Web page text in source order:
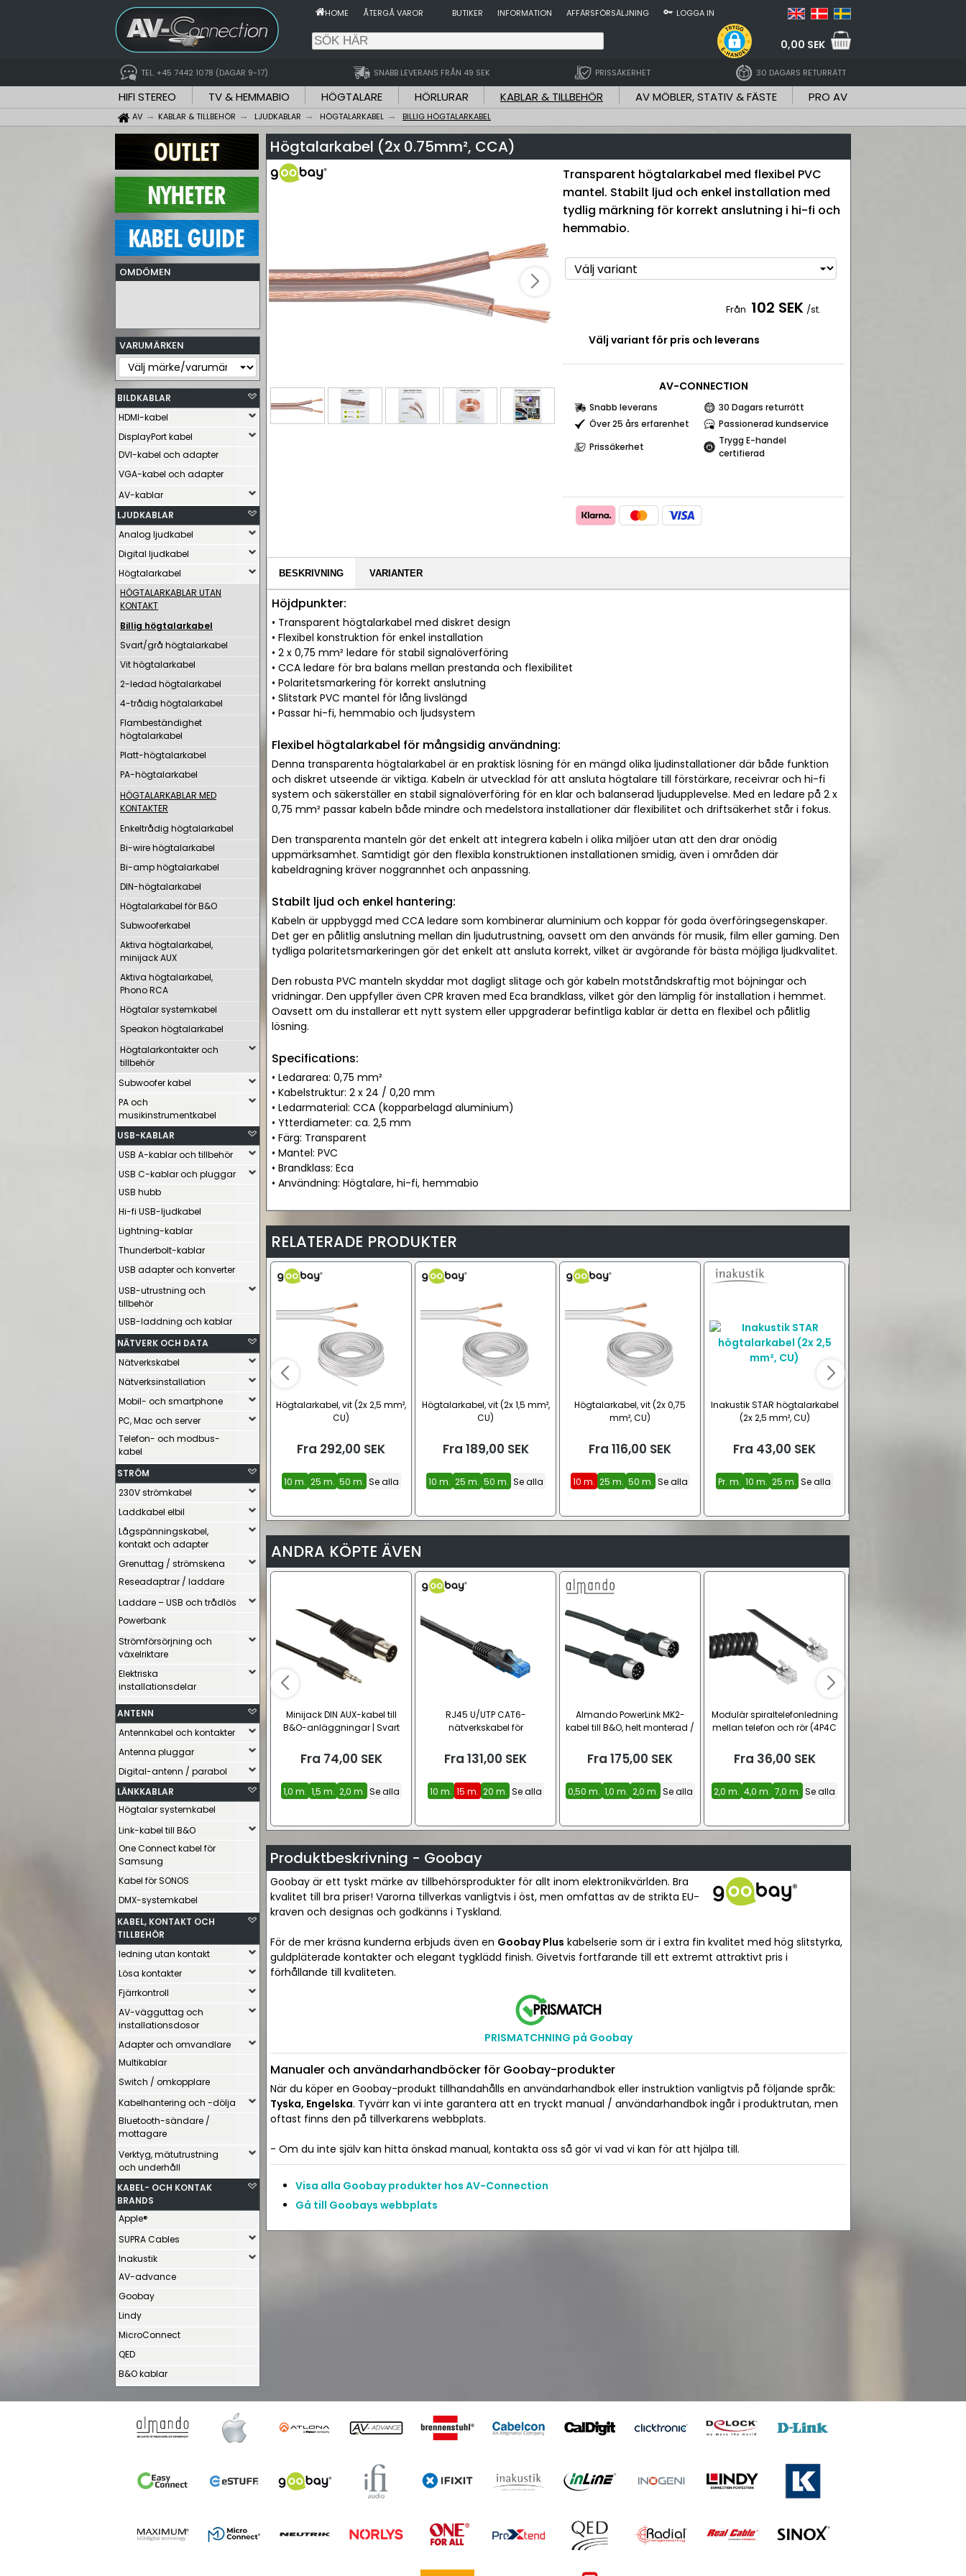
HOME ÅTERGÅ VAROR BUTIKER INFORMATION AFFÄRSFÖRSÄLJNING LOGGA IN
0,00 SEK
TEL. +45 7442 1078 (DAGAR 9-17) SNABB LEVERANS FRÅN 49 SEK PRISSÄKERHET 30 DAGARS RETURRÄTT
HIFI STEREO TV & HEMMABIO HÖGTALARE HÖRLURAR KABLAR & TILLBEHÖR AV MÖBLER, STATIV & FÄSTE PRO AV
AV KABLAR & TILLBEHÖR LJUDKABLAR HÖGTALARKABEL BILLIG HÖGTALARKABEL
OMDÖMEN
VARUMÄRKEN
BILDKABLAR
HDMI-kabel
DisplayPort kabel
DVI-kabel och adapter
VGA-kabel och adapter
AV-kablar
LJUDKABLAR
Analog ljudkabel
Digital ljudkabel
Högtalarkabel
HÖGTALARKABLAR UTAN
KONTAKT
Billig högtalarkabel
Svart/grå högtalarkabel
Vit högtalarkabel
2-ledad högtalarkabel
4-trådig högtalarkabel
Flambeständighet
högtalarkabel
Platt-högtalarkabel
PA-högtalarkabel
HÖGTALARKABLAR MED
KONTAKTER
Enkeltrådig högtalarkabel
Bi-wire högtalarkabel
Bi-amp högtalarkabel
DIN-högtalarkabel
Högtalarkabel för B&O
Subwooferkabel
Aktiva högtalarkabel,
minijack AUX
Aktiva högtalarkabel,
Phono RCA
Högtalar systemkabel
Speakon högtalarkabel
Högtalarkontakter och
tillbehör
Subwoofer kabel
PA och
musikinstrumentkabel
USB-KABLAR
USB A-kablar och tillbehör
USB C-kablar och pluggar
USB hubb
Hi-fi USB-ljudkabel
Lightning-kablar
Thunderbolt-kablar
USB adapter och konverter
USB-utrustning och
tillbehör
USB-laddning och kablar
NÄTVERK OCH DATA
Nätverkskabel
Nätverksinstallation
Mobil- och smartphone
PC, Mac och server
Telefon- och modbus-
kabel
STRÖM
230V strömkabel
Laddkabel elbil
Lågspänningskabel,
kontakt och adapter
Grenuttag / strömskena
Reseadaptrar / laddare
Laddare – USB och trådlös
Powerbank
Strömförsörjning och
växelriktare
Elektriska
installationsdelar
ANTENN
Antennkabel och kontakter
Antenna pluggar
Digital-antenn / parabol
LÄNKKABLAR
Högtalar systemkabel
Link-kabel till B&O
One Connect kabel för
Samsung
Kabel för SONOS
DMX-systemkabel
KABEL, KONTAKT OCH
TILLBEHÖR
ledning utan kontakt
Lösa kontakter
Fjärrkontroll
AV-vägguttag och
installationsdosor
Adapter och omvandlare
Multikablar
Switch / omkopplare
Kabelhantering och -dölja
Bluetooth-sändare /
mottagare
Verktyg, mätutrustning
och underhåll
KABEL- OCH KONTAK
BRANDS
Apple®
SUPRA Cables
Inakustik
AV-advance
Goobay
Lindy
MicroConnect
QED
B&O kablar
Högtalarkabel (2x 0.75mm², CCA)
Transparent högtalarkabel med flexibel PVC
mantel. Stabilt ljud och enkel installation med
tydlig märkning för korrekt anslutning i hi-fi och
hemmabio.
Från 102 SEK /st.
Välj variant för pris och leverans
AV-CONNECTION
Snabb leverans
30 Dagars returrätt
Över 25 års erfarenhet
Passionerad kundservice
Prissäkerhet
Trygg E-handel
certifierad
BESKRIVNING VARIANTER
Höjdpunkter:
• Transparent högtalarkabel med diskret design
• Flexibel konstruktion för enkel installation
• 2 x 0,75 mm² ledare för stabil signalöverföring
• CCA ledare för bra balans mellan prestanda och flexibilitet
• Polaritetsmarkering för korrekt anslutning
• Slitstark PVC mantel för lång livslängd
• Passar hi-fi, hemmabio och ljudsystem
Flexibel högtalarkabel för mångsidig användning:
Denna transparenta högtalarkabel är en praktisk lösning för en mängd olika ljudinstallationer där både funktion
och diskret utseende är viktiga. Kabeln är utvecklad för att ansluta högtalare till förstärkare, receivrar och hi-fi
system och säkerställer en stabil signalöverföring för en klar och balanserad ljudupplevelse. Med en ledare på 2 x
0,75 mm² passar kabeln både mindre och medelstora installationer där flexibilitet och driftsäkerhet står i fokus.
Den transparenta manteln gör det enkelt att integrera kabeln i olika miljöer utan att den drar onödig
uppmärksamhet. Samtidigt gör den flexibla konstruktionen installationen smidig, även i områden där
kabeldragning kräver noggrannhet och anpassning.
Stabilt ljud och enkel hantering:
Kabeln är uppbyggd med CCA ledare som kombinerar aluminium och koppar för goda överföringsegenskaper.
Det ger en pålitlig anslutning mellan din ljudutrustning, oavsett om den används för musik, film eller gaming. Den
tydliga polaritetsmarkeringen gör det enkelt att ansluta korrekt, vilket är avgörande för bästa möjliga ljudkvalitet.
Den robusta PVC manteln skyddar mot dagligt slitage och gör kabeln motståndskraftig mot böjningar och
vridningar. Den uppfyller även CPR kraven med Eca brandklass, vilket gör den lämplig för installation i hemmet.
Oavsett om du installerar ett nytt system eller uppgraderar befintliga kablar är detta en flexibel och pålitlig
lösning.
Specifications:
• Ledararea: 0,75 mm²
• Kabelstruktur: 2 x 24 / 0,20 mm
• Ledarmaterial: CCA (kopparbelagd aluminium)
• Ytterdiameter: ca. 2,5 mm
• Färg: Transparent
• Mantel: PVC
• Brandklass: Eca
• Användning: Högtalare, hi-fi, hemmabio
RELATERADE PRODUKTER
Högtalarkabel, vit (2x 2,5 mm²,
CU)
Fra 292,00 SEK
10 m. 25 m. 50 m. Se alla
Högtalarkabel, vit (2x 1,5 mm²,
CU)
Fra 189,00 SEK
10 m. 25 m. 50 m. Se alla
Högtalarkabel, vit (2x 0,75
mm², CU)
Fra 116,00 SEK
10 m. 25 m. 50 m. Se alla
Inakustik STAR högtalarkabel
(2x 2,5 mm², CU)
Fra 43,00 SEK
Pr. m. 10 m. 25 m. Se alla
ANDRA KÖPTE ÄVEN
Minijack DIN AUX-kabel till
B&O-anläggningar | Svart
Fra 74,00 SEK
1,0 m. 1,5 m. 2,0 m. Se alla
RJ45 U/UTP CAT6-
nätverkskabel för
Fra 131,00 SEK
10 m. 15 m. 20 m. Se alla
Almando PowerLink MK2-
kabel till B&O, helt monterad /
Fra 175,00 SEK
0,50 m. 1,0 m. 2,0 m. Se alla
Modulär spiraltelefonledning
mellan telefon och rör (4P4C
Fra 36,00 SEK
2,0 m. 4,0 m. 7,0 m. Se alla
Produktbeskrivning - Goobay
Goobay är ett tyskt märke av tillbehörsprodukter för allt inom elektronikvärlden. Bra
kvalitet till bra priser! Varorna tillverkas vanligtvis i öst, men omfattas av de strikta EU-
kraven och designas och godkänns i Tyskland.
För de mer kräsna kunderna erbjuds även en Goobay Plus kabelserie som är i extra fin kvalitet med hög slitstyrka,
guldpläterade kontakter och elegant tygklädd finish. Givetvis fortfarande till ett extremt attraktivt pris i
förhållande till kvaliteten.
PRISMATCHNING på Goobay
Manualer och användarhandböcker för Goobay-produkter
När du köper en Goobay-produkt tillhandahålls en användarhandbok eller instruktion vanligtvis på följande språk:
Tyska, Engelska. Tyvärr kan vi inte garantera att en tryckt manual / användarhandbok ingår i produktrutan, men
oftast finns den på tillverkarens webbplats.
- Om du inte själv kan hitta önskad manual, kontakta oss så gör vi vad vi kan för att hjälpa till.
Visa alla Goobay produkter hos AV-Connection
Gå till Goobays webbplats